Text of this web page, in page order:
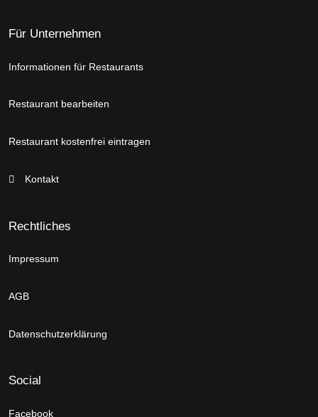
Für Unternehmen
Informationen für Restaurants
Restaurant bearbeiten
Restaurant kostenfrei eintragen
Kontakt
Rechtliches
Impressum
AGB
Datenschutzerklärung
Social
Facebook